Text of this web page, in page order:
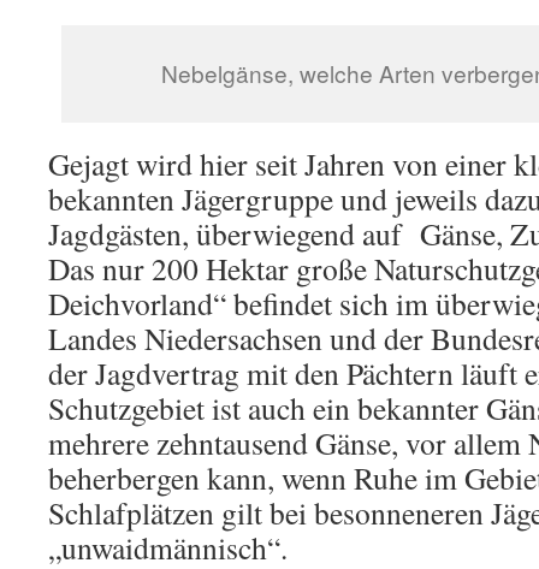
Nebelgänse, welche Arten
Gejagt wird hier seit Jahren von einer
bekannten Jägergruppe und jeweils
Jagdgästen, überwiegend auf Gänse,
Das nur 200 Hektar große
Deichvorland“ befindet sich im
Landes Niedersachsen und der
der Jagdvertrag mit den Pächtern läuft
Schutzgebiet ist auch ein bekannter
mehrere zehntausend Gänse, vor allem
beherbergen kann, wenn Ruhe im
Schlafplätzen gilt bei besonneneren
„unwaidmännisch“.